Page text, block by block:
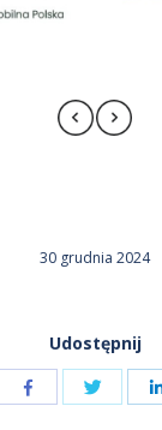
30 grudnia 2024
Udostępnij
Udostępnij